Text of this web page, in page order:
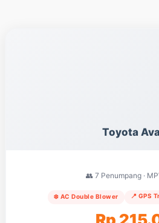
Toyota
👥 7 Penumpang ·
❄️ AC Double Blower 📍 GPS